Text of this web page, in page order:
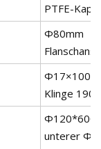
PTFE-
Φ80mm
Klinge
unterer